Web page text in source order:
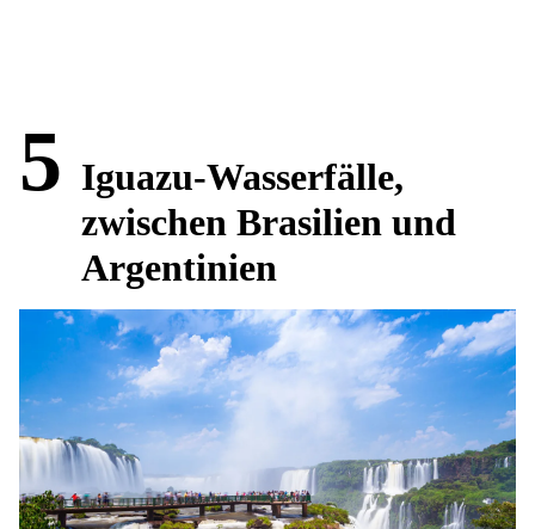
5 Iguazu-Wasserfälle,
zwischen Brasilien und
Argentinien